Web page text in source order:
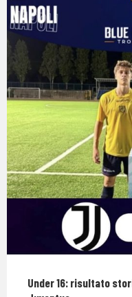
Under 16: risultato